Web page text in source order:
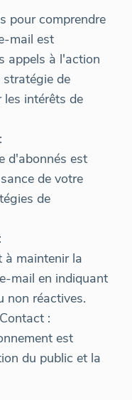
pour comprendre
mail est
appels à l'action
de
intérêts de
d'abonnés est
de votre
de
à maintenir la
mail en indiquant
non réactives.
:
est
du public et la